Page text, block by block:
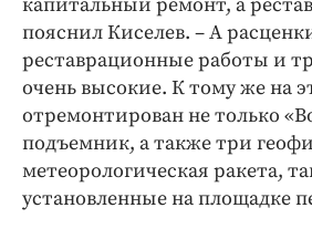
пояснил Киселев. – А
реставрационные работы и
очень высокие. К тому же на
отремонтирован не только
подъемник, а также три
метеорологическая ракета,
установленные на площадке